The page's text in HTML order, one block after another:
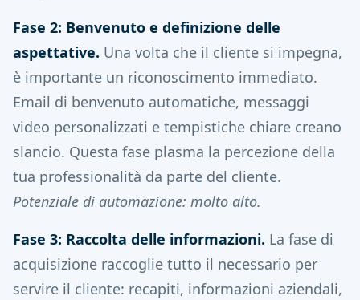
Fase 2: Benvenuto e definizione delle
aspettative. Una volta che il cliente si impegna,
è importante un riconoscimento immediato.
Email di benvenuto automatiche, messaggi
video personalizzati e tempistiche chiare creano
slancio. Questa fase plasma la percezione della
tua professionalità da parte del cliente.
Potenziale di automazione: molto alto.
Fase 3: Raccolta delle informazioni. La fase di
acquisizione raccoglie tutto il necessario per
servire il cliente: recapiti, informazioni aziendali,